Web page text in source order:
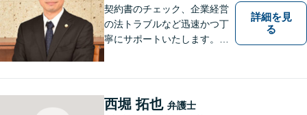
在籍】
契約書のチェック、企業経営
の法トラブルなど迅速かつ丁
寧にサポートいたします。ど
詳細を見
る
西堀 拓也 弁護士